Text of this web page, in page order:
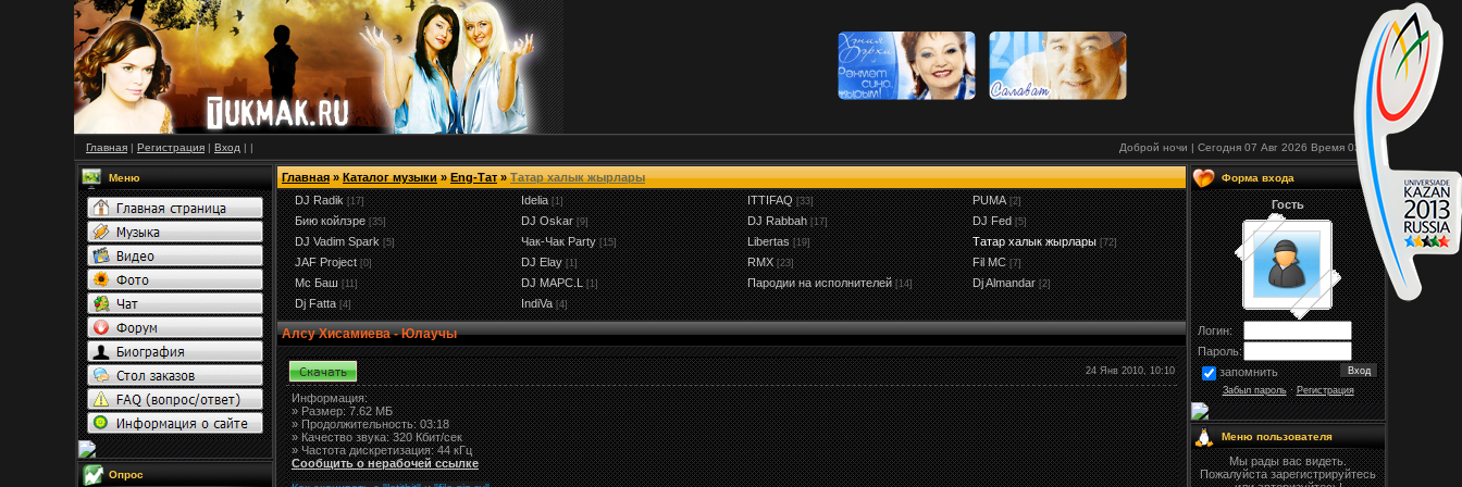
Главная | Регистрация | Вход | | Доброй ночи | Сегодня 07 Авг 2026 Время 03:56
Меню
Опрос
Главная»Каталог музыки»Eng-Тат» Татар халык жырлары
DJ Radik [17] Idelia [1] ITTIFAQ [33] PUMA [2]
Бию койлэре [35] DJ Oskar [9] DJ Rabbah [17] DJ Fed [5]
DJ Vadim Spark [5] Чак-Чак Party [15] Libertas [19] Татар халык жырлары [72]
JAF Project [0] DJ Elay [1] RMX [23] Fil МС [7]
Мс Баш [11] DJ MAPC.L [1] Пародии на исполнителей [14] Dj Almandar [2]
Dj Fatta [4] IndiVa [4]
Алсу Хисамиева - Юлаучы
24 Янв 2010, 10:10
Информация:
»Размер:7.62 МБ
» Продолжительность: 03:18
» Качество звука: 320 Кбит/сек
» Частота дискретизация: 44 кГц
Сообщить о нерабочей ссылке
Форма входа
Гость
Логин:
Пароль:
запомнить
Забыл пароль·Регистрация
Меню пользователя
Мы рады вас видеть.
Пожалуйста зарегистрируйтесь